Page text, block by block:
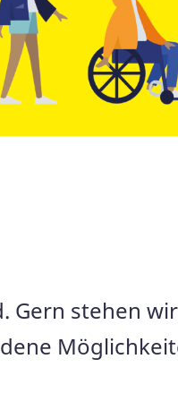
Gern stehen